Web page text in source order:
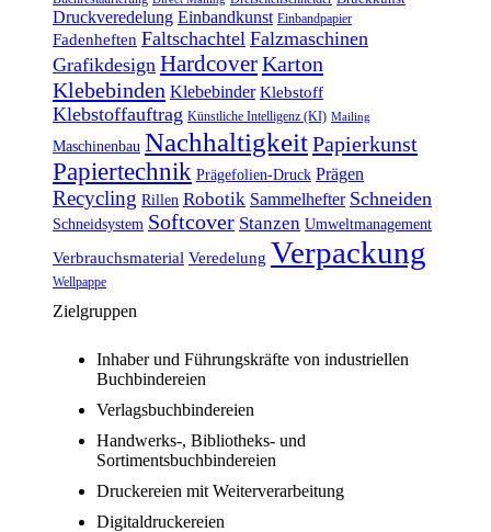
Druckveredelung Einbandkunst Einbandpapier
Fadenheften Faltschachtel Falzmaschinen
Grafikdesign HardcoverKarton
Klebebinden Klebebinder Klebstoff
Klebstoffauftrag Künstliche Intelligenz (KI) Mailing
Maschinenbau NachhaltigkeitPapierkunst
Papiertechnik Prägefolien-Druck Prägen
Recycling Rillen Robotik Sammelhefter Schneiden
Schneidsystem Softcover Stanzen Umweltmanagement
Verbrauchsmaterial Veredelung Verpackung
Wellpappe
Zielgruppen
Inhaber und Führungskräfte von industriellen
Buchbindereien
Verlagsbuchbindereien
Handwerks-, Bibliotheks- und
Sortimentsbuchbindereien
Druckereien mit Weiterverarbeitung
Digitaldruckereien